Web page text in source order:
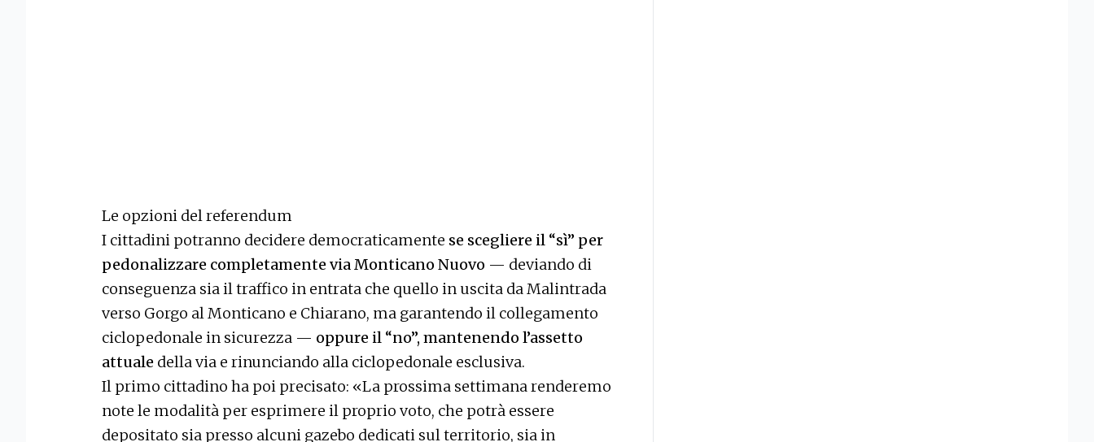
Le opzioni del referendum
I cittadini potranno decidere democraticamente se scegliere il “sì” per
pedonalizzare completamente via Monticano Nuovo — deviando di
conseguenza sia il traffico in entrata che quello in uscita da Malintrada
verso Gorgo al Monticano e Chiarano, ma garantendo il collegamento
ciclopedonale in sicurezza — oppure il “no”, mantenendo l’assetto
attuale della via e rinunciando alla ciclopedonale esclusiva.
Il primo cittadino ha poi precisato: «La prossima settimana renderemo
note le modalità per esprimere il proprio voto, che potrà essere
depositato sia presso alcuni gazebo dedicati sul territorio, sia in